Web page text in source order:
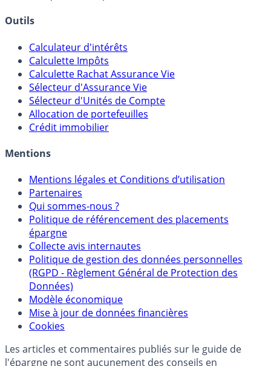
Banques & Comptes rémunérés
Outils
Calculateur d'intérêts
Calculette Impôts
Calculette Rachat Assurance Vie
Sélecteur d'Assurance Vie
Sélecteur d'Unités de Compte
Crédit immobilier
Mentions
Mentions légales et Conditions d’utilisation
Partenaires
Qui sommes-nous ?
Politique de référencement des placements
épargne
Collecte avis internautes
Politique de gestion des données personnelles
(RGPD - Règlement Général de Protection des
Données)
Modèle économique
Cookies